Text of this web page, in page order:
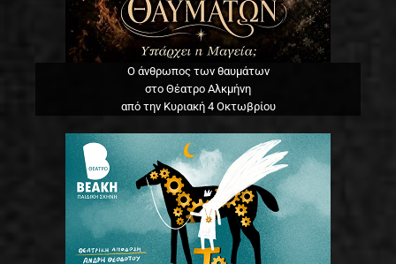
Ο άνθρωπος των θαυμάτων
στο Θέατρο Αλκμήνη
από την Κυριακή 4 Οκτωβρίου